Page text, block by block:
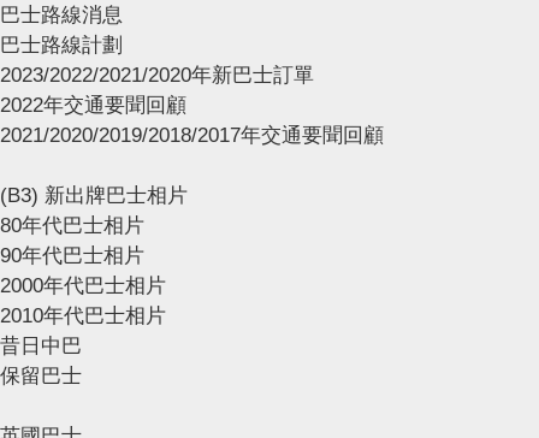
巴士路線消息
巴士路線計劃
2023/2022/2021/2020年新巴士訂單
2022年交通要聞回顧
2021/2020/2019/2018/2017年交通要聞回顧
(B3) 新出牌巴士相片
80年代巴士相片
90年代巴士相片
2000年代巴士相片
2010年代巴士相片
昔日中巴
保留巴士